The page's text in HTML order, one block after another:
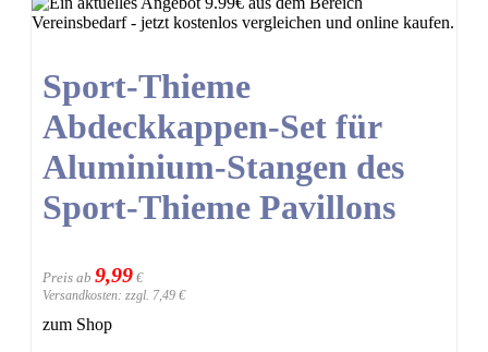
Sport-Thieme
Abdeckkappen-Set für
Aluminium-Stangen des
Sport-Thieme Pavillons
Preis ab 9,99 €
Versandkosten: zzgl. 7,49 €
zum Shop